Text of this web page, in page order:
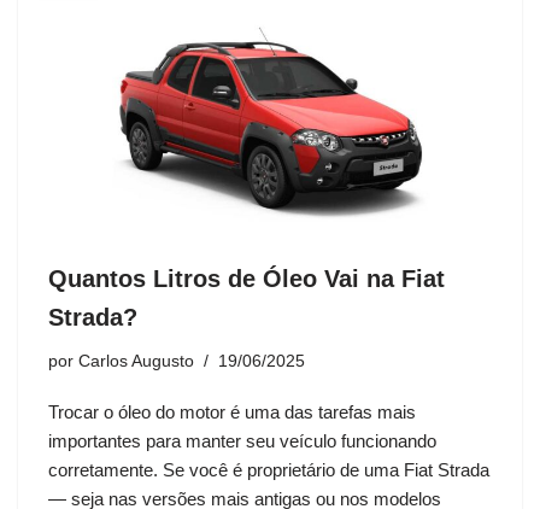
Quantos Litros de Óleo Vai na Fiat
Strada?
por Carlos Augusto 19/06/2025
Trocar o óleo do motor é uma das tarefas mais
importantes para manter seu veículo funcionando
corretamente. Se você é proprietário de uma Fiat Strada
— seja nas versões mais antigas ou nos modelos